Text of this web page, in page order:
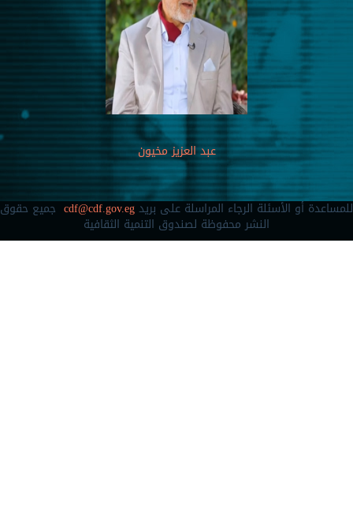
عبد العزيز مخيون
للمساعدة أو الأسئلة الرجاء المراسلة على بريدcdf@cdf.gov.egجميع حقوق
النشر محفوظة لصندوق التنمية الثقافية